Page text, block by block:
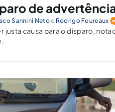
de
Sannini Netoe Rodrigo Foureaux
justa causa para o disparo,